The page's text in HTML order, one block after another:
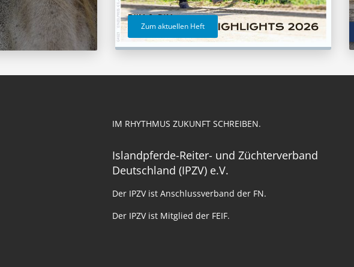
Zum aktuellen Heft
IM RHYTHMUS ZUKUNFT SCHREIBEN.
Islandpferde-Reiter- und Züchterverband
Deutschland (IPZV) e.V.
Der IPZV ist Anschlussverband der FN.
Der IPZV ist Mitglied der FEIF.